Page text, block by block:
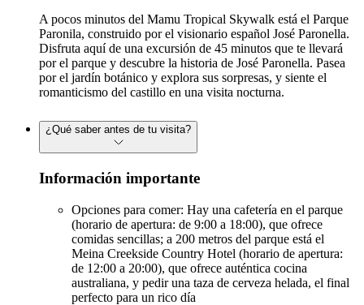
A pocos minutos del Mamu Tropical Skywalk está el Parque
Paronila, construido por el visionario español José Paronella.
Disfruta aquí de una excursión de 45 minutos que te llevará
por el parque y descubre la historia de José Paronella. Pasea
por el jardín botánico y explora sus sorpresas, y siente el
romanticismo del castillo en una visita nocturna.
¿Qué saber antes de tu visita?
Información importante
Opciones para comer: Hay una cafetería en el parque
(horario de apertura: de 9:00 a 18:00), que ofrece
comidas sencillas; a 200 metros del parque está el
Meina Creekside Country Hotel (horario de apertura:
de 12:00 a 20:00), que ofrece auténtica cocina
australiana, y pedir una taza de cerveza helada, el final
perfecto para un rico día